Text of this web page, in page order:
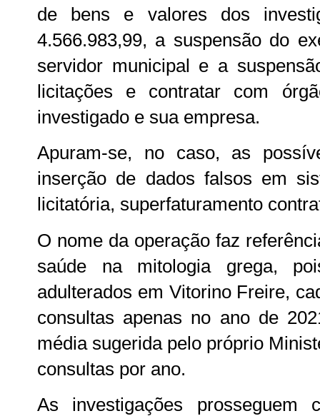
de bens e valores dos
4.566.983,99, a suspensão do
servidor municipal e a
licitações e contratar com
investigado e sua empresa.
Apuram-se, no caso, as
inserção de dados falsos em
licitatória, superfaturamento
O nome da operação faz
saúde na mitologia grega,
adulterados em Vitorino Freire,
consultas apenas no ano de
média sugerida pelo próprio
consultas por ano.
As investigações